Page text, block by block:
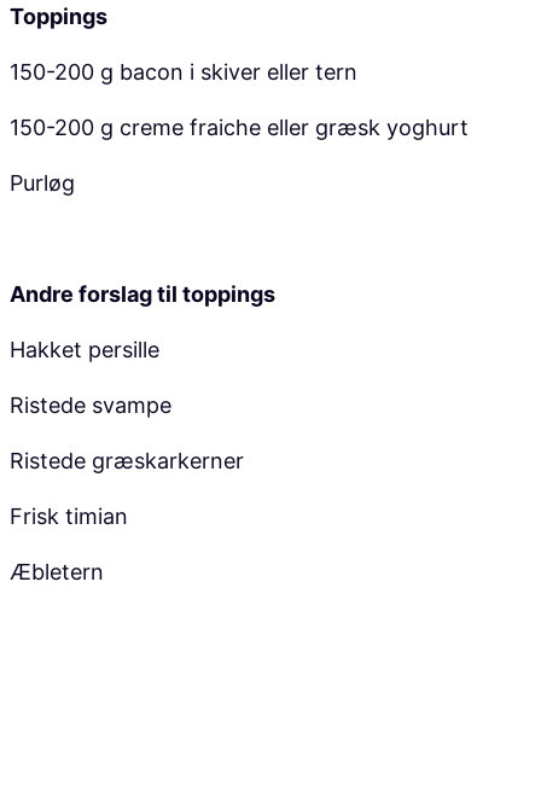
Toppings
150-200 g bacon i skiver eller tern
150-200 g creme fraiche eller græsk yoghurt
Purløg
Andre forslag til toppings
Hakket persille
Ristede svampe
Ristede græskarkerner
Frisk timian
Æbletern